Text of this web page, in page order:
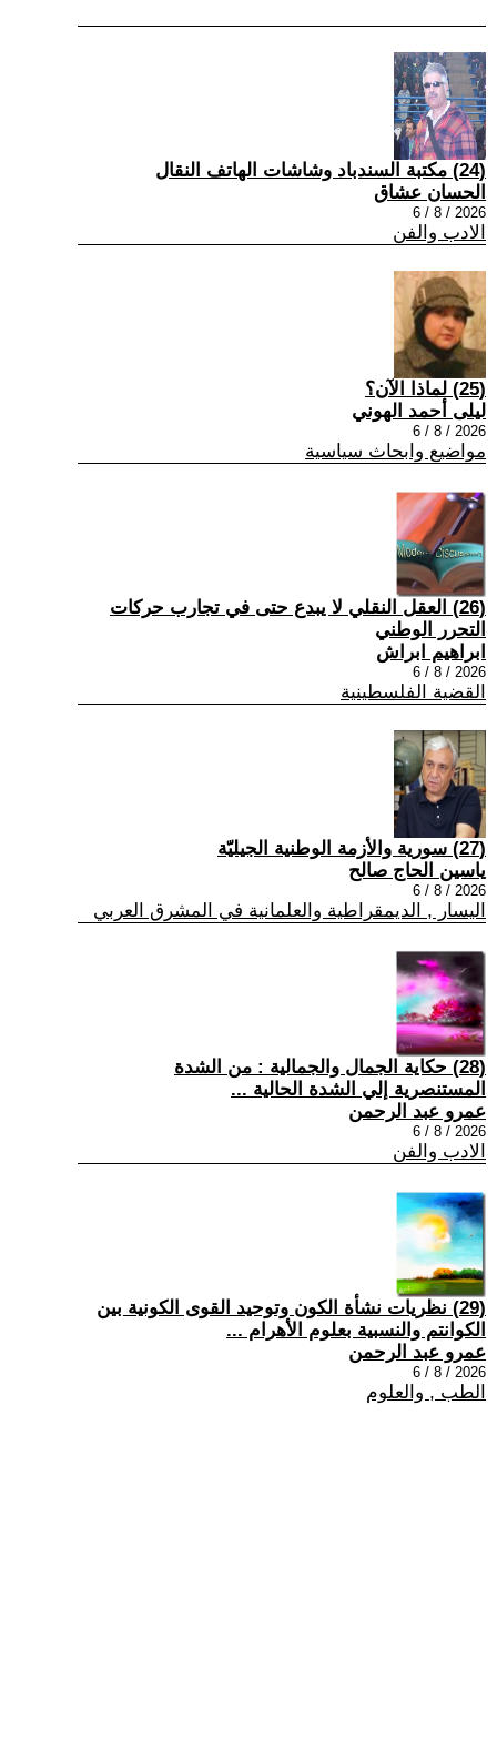
(24) مكتبة السندباد وشاشات الهاتف النقال
الحسان عشاق
2026 / 8 / 6
الادب والفن
(25) لماذا الآن؟
ليلى أحمد الهوني
2026 / 8 / 6
مواضيع وابحاث سياسية
(26) العقل النقلي لا يبدع حتى في تجارب حركات
التحرر الوطني
ابراهيم ابراش
2026 / 8 / 6
القضية الفلسطينية
(27) سورية والأزمة الوطنية الجيليّة
ياسين الحاج صالح
2026 / 8 / 6
اليسار , الديمقراطية والعلمانية في المشرق العربي
(28) حكاية الجمال والجمالية : من الشدة
المستنصرية إلي الشدة الحالية ...
عمرو عبد الرحمن
2026 / 8 / 6
الادب والفن
(29) نظريات نشأة الكون وتوحيد القوى الكونية بين
الكوانتم والنسبية بعلوم الأهرام ...
عمرو عبد الرحمن
2026 / 8 / 6
الطب , والعلوم